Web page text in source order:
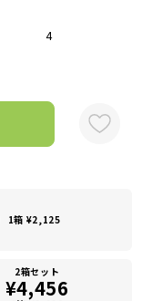
4
1箱 ¥2,125
2箱セット
¥4,456